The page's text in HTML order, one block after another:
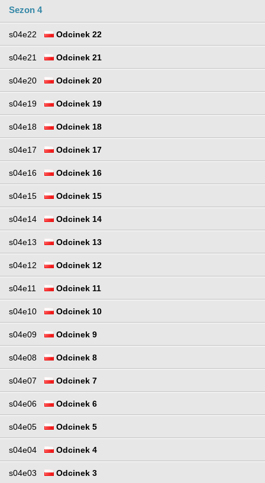
Sezon 4
s04e22 Odcinek 22
s04e21 Odcinek 21
s04e20 Odcinek 20
s04e19 Odcinek 19
s04e18 Odcinek 18
s04e17 Odcinek 17
s04e16 Odcinek 16
s04e15 Odcinek 15
s04e14 Odcinek 14
s04e13 Odcinek 13
s04e12 Odcinek 12
s04e11 Odcinek 11
s04e10 Odcinek 10
s04e09 Odcinek 9
s04e08 Odcinek 8
s04e07 Odcinek 7
s04e06 Odcinek 6
s04e05 Odcinek 5
s04e04 Odcinek 4
s04e03 Odcinek 3